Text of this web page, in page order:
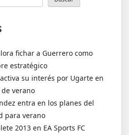
fichar a Guerrero como
estratégico
su interés por Ugarte en
verano
entra en los planes del
para verano
2013 en EA Sports FC